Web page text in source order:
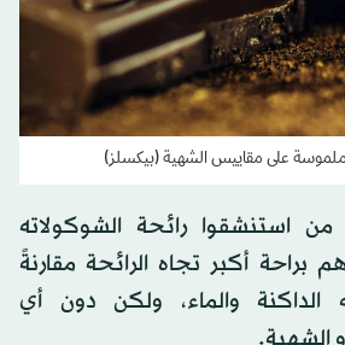
ملموسة على مقاييس الشهية (بيكسلز)
من استنشقوا رائحة الشوكولاته
براحة أكبر تجاه الرائحة مقارنةً
الداكنة والماء، ولكن دون أي
الشهية.